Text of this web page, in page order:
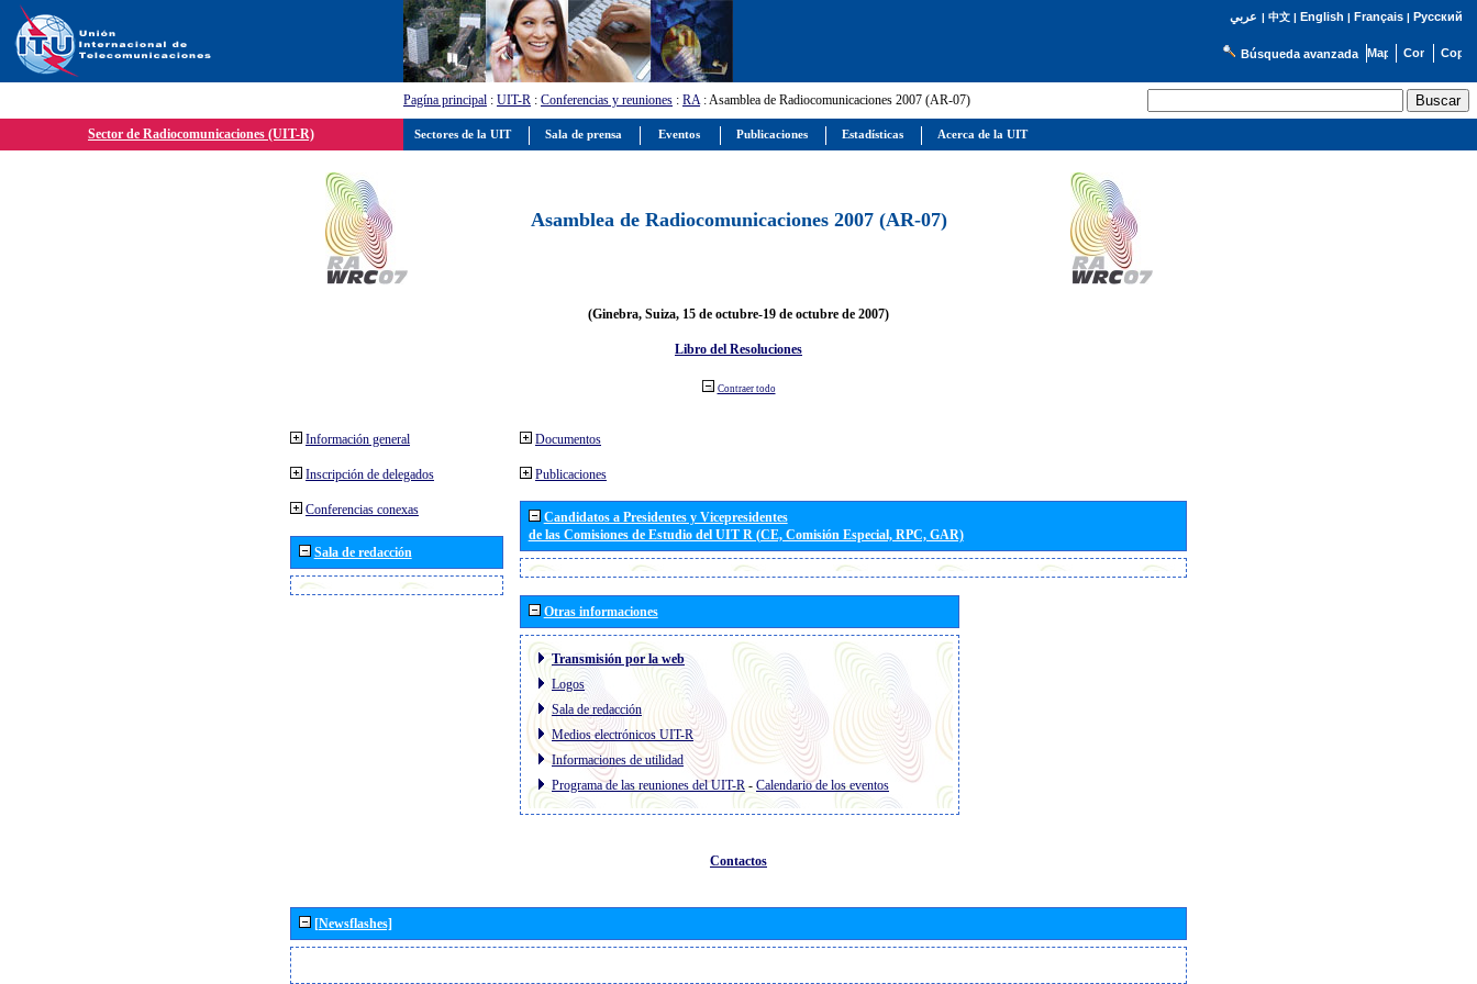
عربي | 中文| English | Français| Русский
Búsqueda avanzada
Pagína principal : UIT-R : Conferencias y reuniones : RA: Asamblea de Radiocomunicaciones 2007 (AR-07)
Sector de Radiocomunicaciones (UIT-R)
Asamblea de Radiocomunicaciones 2007 (AR-07)
(Ginebra, Suiza, 15 de octubre-19 de octubre de 2007)
Libro del Resoluciones
Contraer todo
Información general
Inscripción de delegados
Conferencias conexas
Sala de redacción
Documentos
Publicaciones
Candidatos a Presidentes y Vicepresidentes
de las Comisiones de Estudio del UIT R (CE, Comisión Especial, RPC, GAR)
Otras informaciones
Transmisión por la web
Logos
Sala de redacción
Medios electrónicos UIT-R
Informaciones de utilidad
Programa de las reuniones del UIT-R- Calendario de los eventos
Contactos
[Newsflashes]
Sectores de la UIT Sala de prensa Eventos Publicaciones Estadísticas Acerca de la UIT